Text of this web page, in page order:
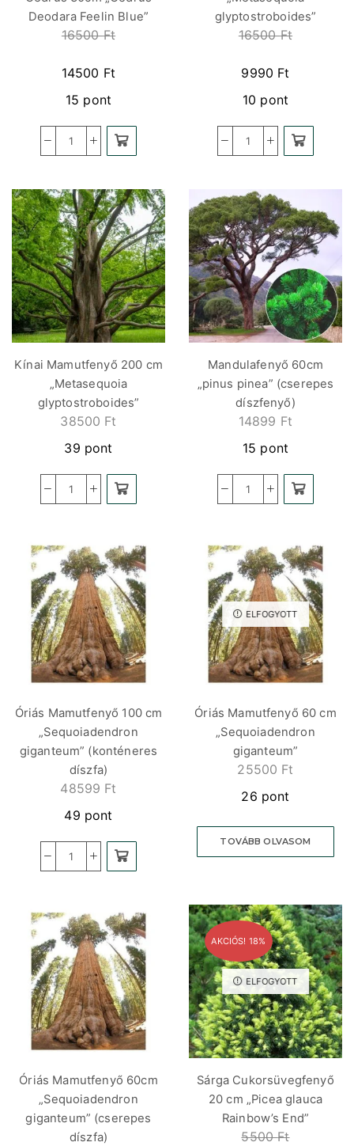
Deodara Feelin Blue”
16500Ft
14500 Ft
15 pont
glyptostroboides”
16500Ft
9990 Ft
10 pont
Kínai Mamutfenyő 200 cm
„Metasequoia
glyptostroboides”
38500 Ft
39 pont
Mandulafenyő 60cm
„pinus pinea” (cserepes
díszfenyő)
14899 Ft
15 pont
Óriás Mamutfenyő 100 cm
„Sequoiadendron
giganteum” (konténeres
díszfa)
48599 Ft
49 pont
ELFOGYOTT
Óriás Mamutfenyő 60 cm
„Sequoiadendron
giganteum”
25500 Ft
26 pont
TOVÁBB OLVASOM
Óriás Mamutfenyő 60cm
„Sequoiadendron
giganteum” (cserepes
díszfa)
AKCIÓS! 18%
ELFOGYOTT
Sárga Cukorsüvegfenyő
20 cm „Picea glauca
Rainbow’s End”
5500Ft